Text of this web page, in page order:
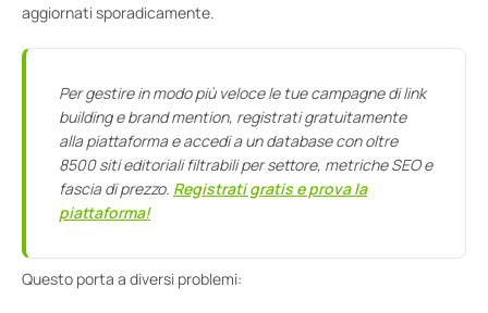
aggiornati sporadicamente.
Per gestire in modo più veloce le tue campagne di link
building e brand mention, registrati gratuitamente
alla piattaforma e accedi a un database con oltre
8500 siti editoriali filtrabili per settore, metriche SEO e
fascia di prezzo. Registrati gratis e prova la
piattaforma!
Questo porta a diversi problemi: